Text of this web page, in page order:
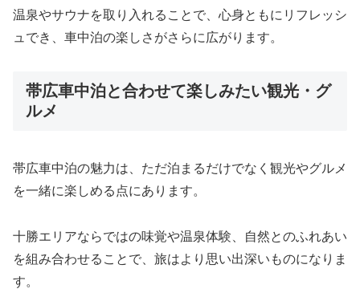
温泉やサウナを取り入れることで、心身ともにリフレッシ
ュでき、車中泊の楽しさがさらに広がります。
帯広車中泊と合わせて楽しみたい観光・グ
ルメ
帯広車中泊の魅力は、ただ泊まるだけでなく観光やグルメ
を一緒に楽しめる点にあります。
十勝エリアならではの味覚や温泉体験、自然とのふれあい
を組み合わせることで、旅はより思い出深いものになりま
す。